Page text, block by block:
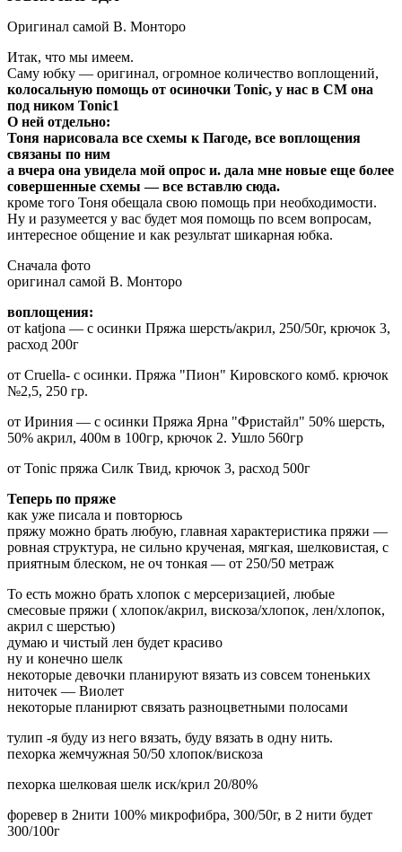
Оригинал самой В. Монторо
Итак, что мы имеем.
Саму юбку — оригинал, огромное количество воплощений,
колосальную помощь от осиночки Tonic, у нас в СМ она
под ником Tonic1
О ней отдельно:
Тоня нарисовала все схемы к Пагоде, все воплощения
связаны по ним
а вчера она увидела мой опрос и. дала мне новые еще более
совершенные схемы — все вставлю сюда.
кроме того Тоня обещала свою помощь при необходимости.
Ну и разумеется у вас будет моя помощь по всем вопросам,
интересное общение и как результат шикарная юбка.
Сначала фото
оригинал самой В. Монторо
воплощения:
от katjona — с осинки Пряжа шерсть/акрил, 250/50г, крючок 3,
расход 200г
от Cruella- с осинки. Пряжа "Пион" Кировского комб. крючок
№2,5, 250 гр.
от Ириния — с осинки Пряжа Ярна "Фристайл" 50% шерсть,
50% акрил, 400м в 100гр, крючок 2. Ушло 560гр
от Tonic пряжа Силк Твид, крючок 3, расход 500г
Теперь по пряже
как уже писала и повторюсь
пряжу можно брать любую, главная характеристика пряжи —
ровная структура, не сильно крученая, мягкая, шелковистая, с
приятным блеском, не оч тонкая — от 250/50 метраж
То есть можно брать хлопок с мерсеризацией, любые
смесовые пряжи ( хлопок/акрил, вискоза/хлопок, лен/хлопок,
акрил с шерстью)
думаю и чистый лен будет красиво
ну и конечно шелк
некоторые девочки планируют вязать из совсем тоненьких
ниточек — Виолет
некоторые планирют связать разноцветными полосами
тулип -я буду из него вязать, буду вязать в одну нить.
пехорка жемчужная 50/50 хлопок/вискоза
пехорка шелковая шелк иск/крил 20/80%
форевер в 2нити 100% микрофибра, 300/50г, в 2 нити будет
300/100г